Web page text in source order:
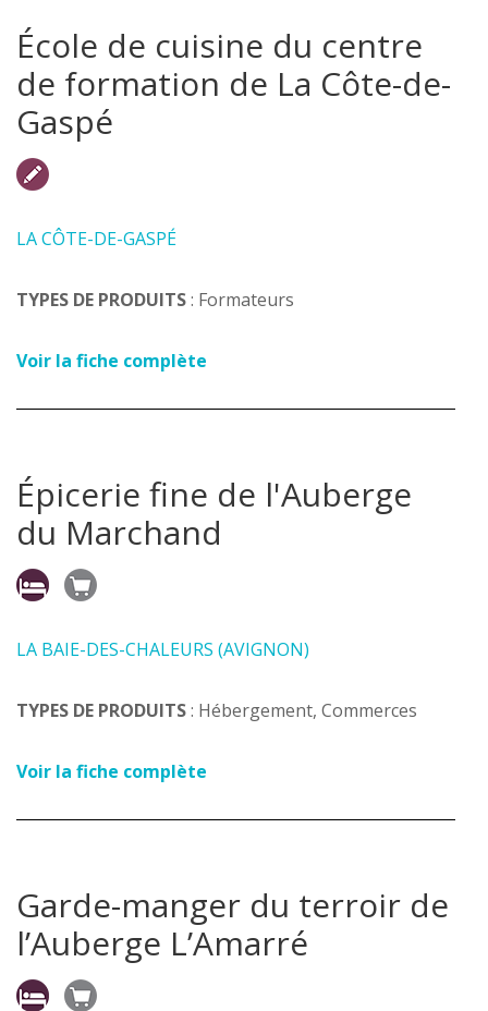
École de cuisine du centre
de formation de La Côte-de-
Gaspé
LA CÔTE-DE-GASPÉ
TYPES DE PRODUITS: Formateurs
Voir la fiche complète
Épicerie fine de l'Auberge
du Marchand
LA BAIE-DES-CHALEURS (AVIGNON)
TYPES DE PRODUITS: Hébergement, Commerces
Voir la fiche complète
Garde-manger du terroir de
l’Auberge L’Amarré